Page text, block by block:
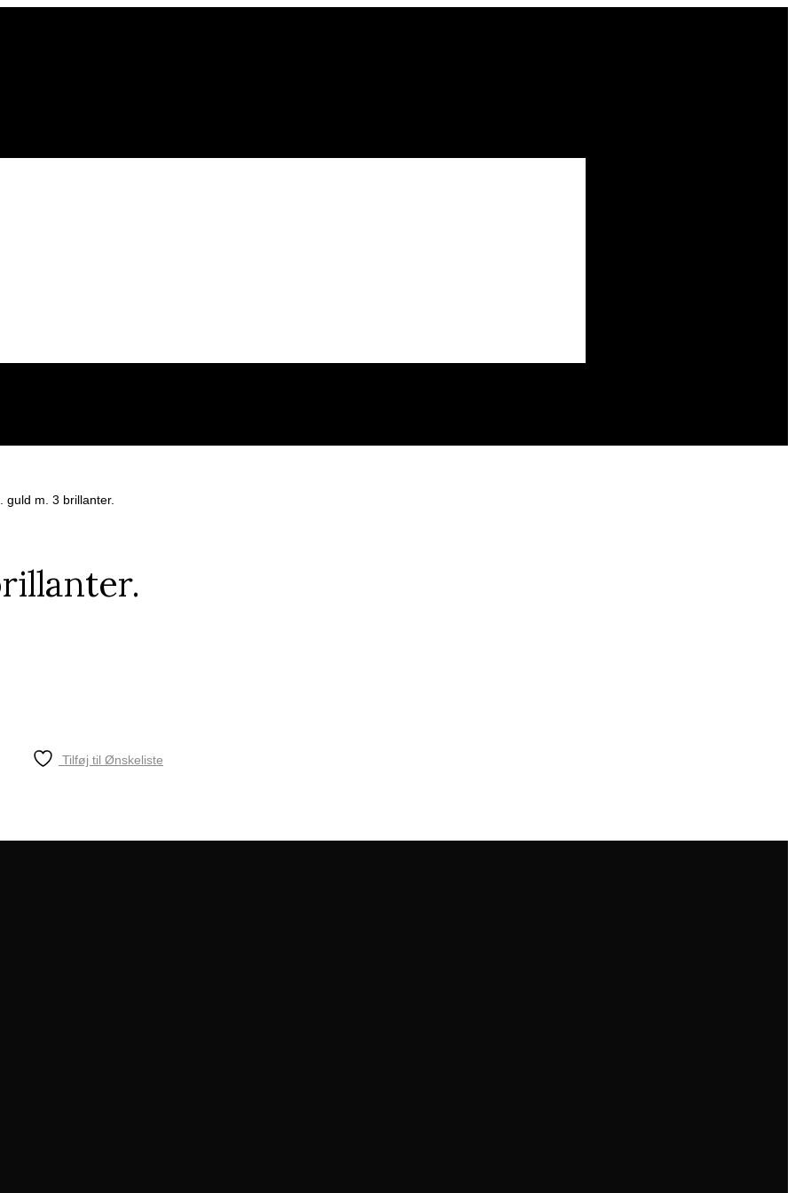
guld m. 3 brillanter.
Tilføj til Ønskeliste